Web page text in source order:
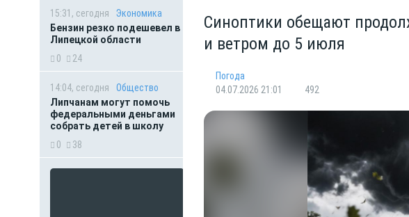
15:31, сегодня
Экономика
Бензин резко подешевел в
Липецкой области
0
24
14:04, сегодня
Общество
Липчанам могут помочь
федеральными деньгами
собрать детей в школу
0
38
Синоптики обещают
и ветром до 5 июля
Погода
04.07.2026 21:01
492